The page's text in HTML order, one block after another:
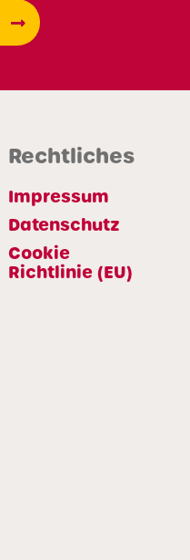
Rechtliches
Impressum
Datenschutz
Cookie
Richtlinie (EU)